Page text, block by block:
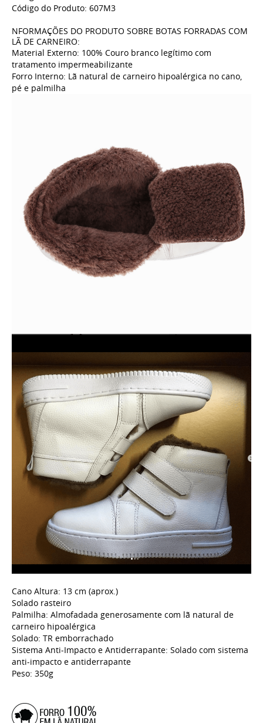
Código do Produto: 607M3
NFORMAÇÕES DO PRODUTO SOBRE BOTAS FORRADAS COM
LÃ DE CARNEIRO:
Material Externo: 100% Couro branco legítimo com
tratamento impermeabilizante
Forro Interno: Lã natural de carneiro hipoalérgica no cano,
pé e palmilha
Cano Altura: 13 cm (aprox.)
Solado rasteiro
Palmilha: Almofadada generosamente com lã natural de
carneiro hipoalérgica
Solado: TR emborrachado
Sistema Anti-Impacto e Antiderrapante: Solado com sistema
anti-impacto e antiderrapante
Peso: 350g